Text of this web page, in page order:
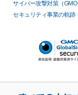
サイバー攻撃対策（GMO
セキュリティ事業の軌跡